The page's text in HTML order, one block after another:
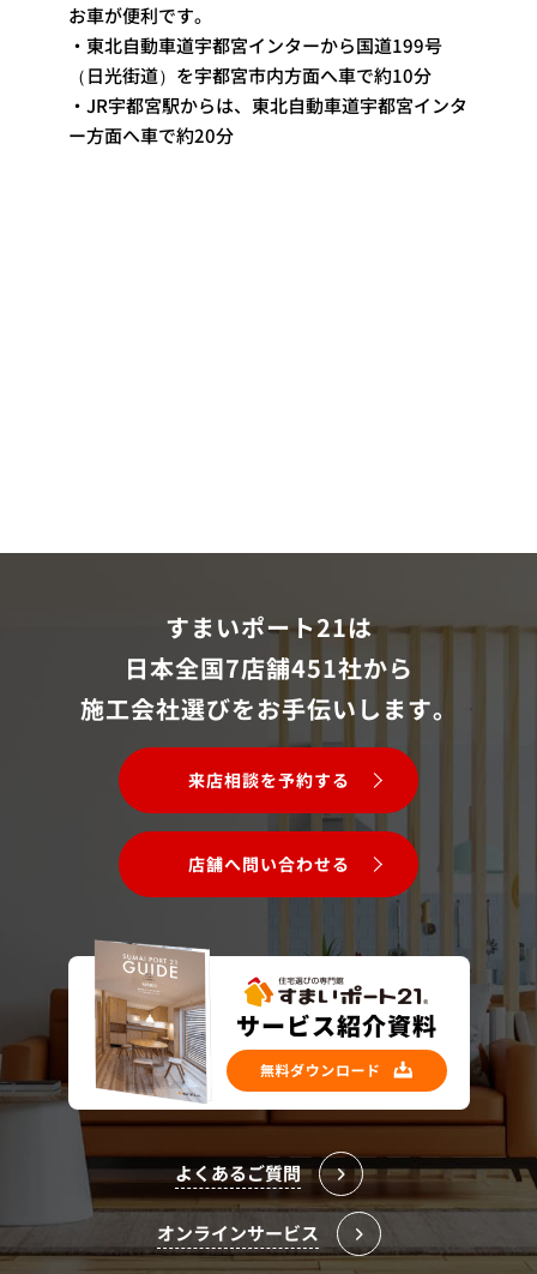
お車が便利です。
・東北自動車道宇都宮インターから国道199号
（日光街道）を宇都宮市内方面へ車で約10分
・JR宇都宮駅からは、東北自動車道宇都宮インタ
ー方面へ車で約20分
すまいポート21は
日本全国7店舗451社から
施工会社選びをお手伝いします。
来店相談を予約する
店舗へ問い合わせる
よくあるご質問
オンラインサービス